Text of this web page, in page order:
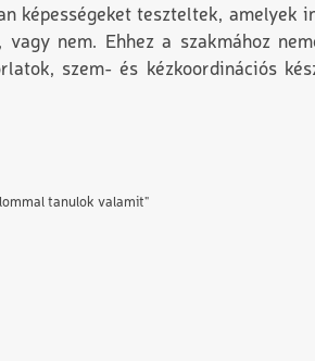
képességeket teszteltek, amelyek
nem. Ehhez a szakmához
szem- és kézkoordinációs
tanulok valamit"